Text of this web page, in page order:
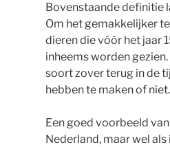
Bovenstaande definitie
Om het gemakkelijker
dieren die vóór het jaar
inheems worden
soort zover terug in de
hebben te maken of niet.
Een goed voorbeeld
Nederland, maar wel